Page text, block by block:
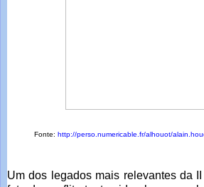
Fonte: http://perso.numericable.fr/alhouot/
Um dos legados mais relevantes da